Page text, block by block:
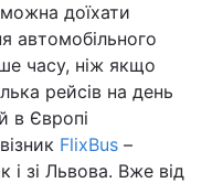
доїхати
автомобільного
часу, ніж якщо
рейсів на день
в Європі
FlixBus –
і зі Львова. Вже від